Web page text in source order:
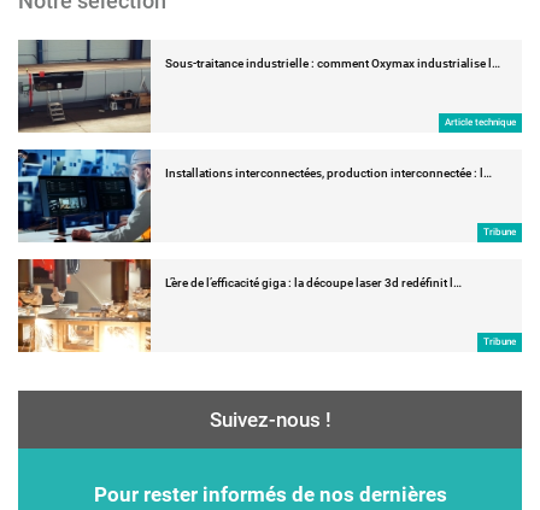
Sous-traitance industrielle : comment Oxymax industrialise l…
Article technique
Installations interconnectées, production interconnectée : l…
Tribune
L’ère de l’efficacité giga : la découpe laser 3d redéfinit l…
Tribune
Suivez-nous !
Pour rester informés de nos dernières